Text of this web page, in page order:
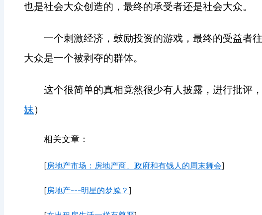
也是社会大众创造的，最终的承受者还是社会大众。
一个刺激经济，鼓励投资的游戏，最终的受益者
大众是一个被剥夺的群体。
这个很简单的真相竟然很少有人披露，进行批评
妹）
相关文章：
[房地产市场：房地产商、政府和有钱人的周末舞会]
[房地产---明星的梦魇？ ]